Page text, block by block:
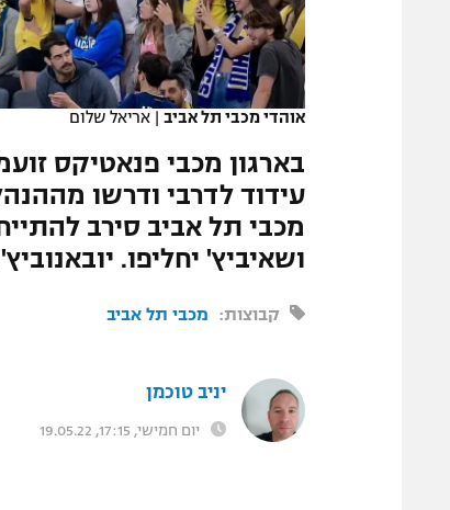
לוח דרושים – ג'ובנט
תגיות
המגזין
אוהדי מכבי תל אביב | אריאל שלום
בארגון מכבי פנאטיקס
עידוד לדרבי ודרשו
מכבי תל אביב סירב
ושאיביץ' יחליפו.
קבוצות: מכבי תל אביב
יניב טוכמן
יום חמישי, 17:15, 19.05.22